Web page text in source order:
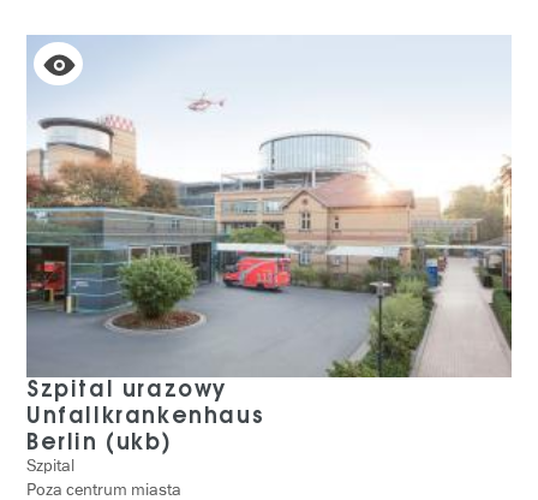
Szpital urazowy
Unfallkrankenhaus
Berlin (ukb)
Szpital
Poza centrum miasta